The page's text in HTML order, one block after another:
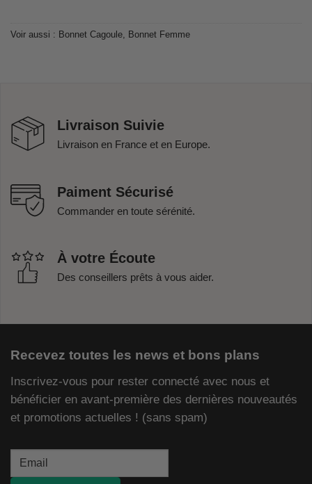
Voir aussi : Bonnet Cagoule, Bonnet Femme
Livraison Suivie
Livraison en France et en Europe.
Paiment Sécurisé
Commander en toute sérénité.
À votre Écoute
Des conseillers prêts à vous aider.
Recevez toutes les news et bons plans
Inscrivez-vous pour rester connecté avec nous et
bénéficier en avant-première des dernières nouveautés
et promotions actuelles ! (sans spam)